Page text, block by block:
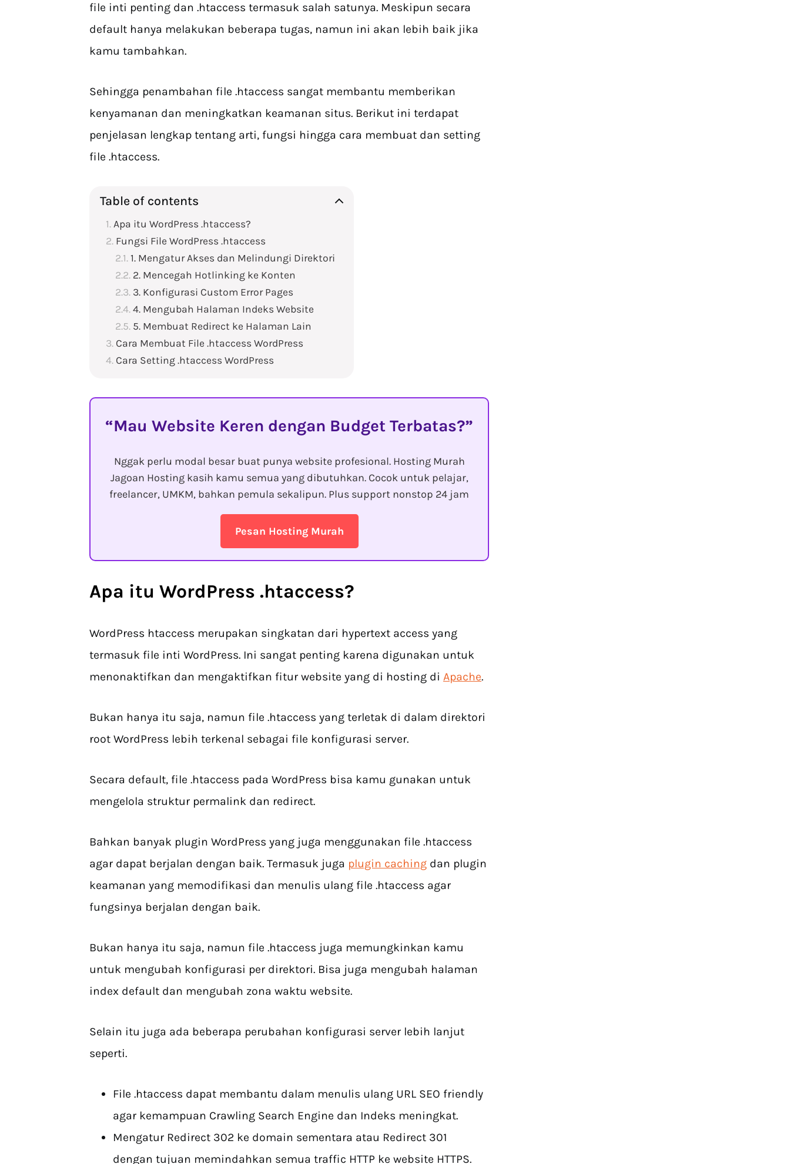
file inti penting dan .htaccess termasuk salah satunya. Meskipun secara
default hanya melakukan beberapa tugas, namun ini akan lebih baik jika
kamu tambahkan.
Sehingga penambahan file .htaccess sangat membantu memberikan
kenyamanan dan meningkatkan keamanan situs. Berikut ini terdapat
penjelasan lengkap tentang arti, fungsi hingga cara membuat dan setting
file .htaccess.
Table of contents
Apa itu WordPress .htaccess?
Fungsi File WordPress .htaccess
1. Mengatur Akses dan Melindungi Direktori
2. Mencegah Hotlinking ke Konten
3. Konfigurasi Custom Error Pages
4. Mengubah Halaman Indeks Website
5. Membuat Redirect ke Halaman Lain
Cara Membuat File .htaccess WordPress
Cara Setting .htaccess WordPress
Mau Website Keren dengan Budget Terbatas?
Nggak perlu modal besar buat punya website profesional. Hosting Murah
Jagoan Hosting kasih kamu semua yang dibutuhkan. Cocok untuk pelajar,
freelancer, UMKM, bahkan pemula sekalipun. Plus support nonstop 24 jam
Pesan Hosting Murah
Apa itu WordPress .htaccess?
WordPress htaccess merupakan singkatan dari hypertext access yang
termasuk file inti WordPress. Ini sangat penting karena digunakan untuk
menonaktifkan dan mengaktifkan fitur website yang di hosting di Apache.
Bukan hanya itu saja, namun file .htaccess yang terletak di dalam direktori
root WordPress lebih terkenal sebagai file konfigurasi server.
Secara default, file .htaccess pada WordPress bisa kamu gunakan untuk
mengelola struktur permalink dan redirect.
Bahkan banyak plugin WordPress yang juga menggunakan file .htaccess
agar dapat berjalan dengan baik. Termasuk juga plugin caching dan plugin
keamanan yang memodifikasi dan menulis ulang file .htaccess agar
fungsinya berjalan dengan baik.
Bukan hanya itu saja, namun file .htaccess juga memungkinkan kamu
untuk mengubah konfigurasi per direktori. Bisa juga mengubah halaman
index default dan mengubah zona waktu website.
Selain itu juga ada beberapa perubahan konfigurasi server lebih lanjut
seperti.
File .htaccess dapat membantu dalam menulis ulang URL SEO friendly
agar kemampuan Crawling Search Engine dan Indeks meningkat.
Mengatur Redirect 302 ke domain sementara atau Redirect 301
dengan tujuan memindahkan semua traffic HTTP ke website HTTPS.